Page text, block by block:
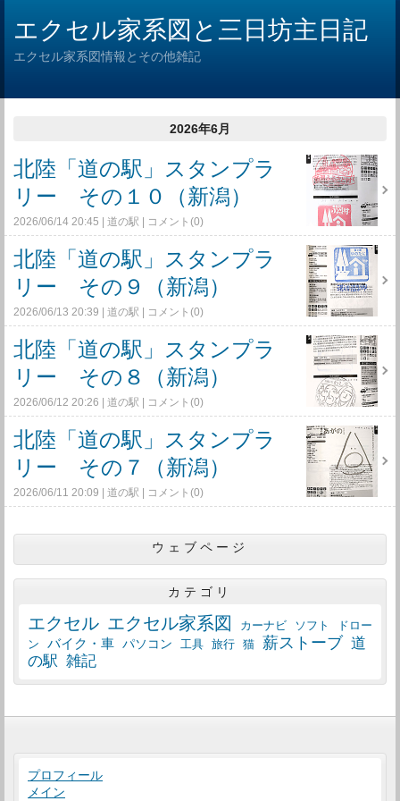
エクセル家系図と三日坊主日記
エクセル家系図情報とその他雑記
2026年6月
北陸「道の駅」スタンプラ
リー その１０（新潟）
2026/06/14 20:45 道の駅 コメント(0)
北陸「道の駅」スタンプラ
リー その９（新潟）
2026/06/13 20:39 道の駅 コメント(0)
北陸「道の駅」スタンプラ
リー その８（新潟）
2026/06/12 20:26 道の駅 コメント(0)
北陸「道の駅」スタンプラ
リー その７（新潟）
2026/06/11 20:09 道の駅 コメント(0)
ウェブページ
カテゴリ
エクセル エクセル家系図 カーナビ ソフト
ドロー
ン
バイク・車 パソコン 工具 旅行 猫 薪ストーブ 道
の駅 雑記
プロフィール
メイン